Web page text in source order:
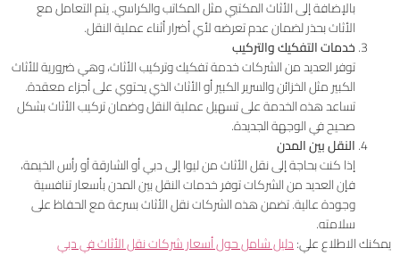
بالإضافة إلى الأثاث المكتبي مثل المكاتب والكراسي. يتم التعامل مع
الأثاث بحذر لضمان عدم تعرضه لأي أضرار أثناء عملية النقل.
خدمات التفكيك والتركيب
توفر العديد من الشركات خدمة تفكيك وتركيب الأثاث، وهي ضرورية للأثاث
الكبير مثل الخزائن والسرير الكبير أو الأثاث الذي يحتوي على أجزاء معقدة.
تساعد هذه الخدمة على تسهيل عملية النقل وضمان تركيب الأثاث بشكل
صحيح في الوجهة الجديدة.
النقل بين المدن
إذا كنت بحاجة إلى نقل الأثاث من ليوا إلى دبي أو الشارقة أو رأس الخيمة،
فإن العديد من الشركات توفر خدمات النقل بين المدن بأسعار تنافسية
وجودة عالية. تضمن هذه الشركات نقل الأثاث بسرعة مع الحفاظ على
سلامته.
يمكنك الاطلاع علي:دليل شامل حول أسعار شركات نقل الأثاث في دبي